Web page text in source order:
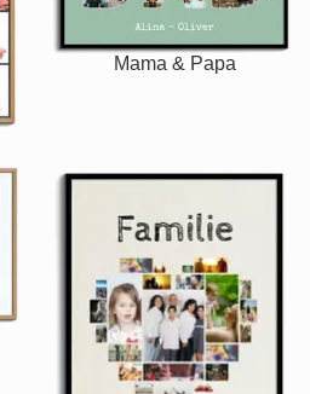
Mama & Papa